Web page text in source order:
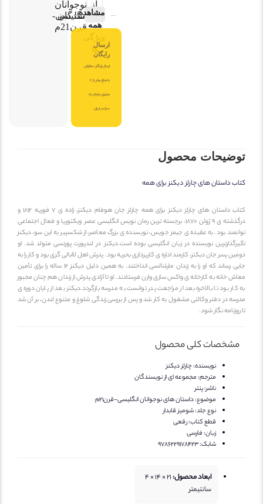
نویسندگان
نوجوانان
انگلیسی-
قرن21م
مشاهده
همه
هاارسال
رایگان
ارسال رایگان سفارش
با مبلغ بیش از 2
میلیون تومان به
سراسر ایران.
توضیحات محصول
کتاب داستان های چارلز دیکنز برای همه
کتاب داستان های چارلز دیکنز برای همه چارلز جان هوفام دیکنز، زاده ی ۷ فوریه ۱۸۱۲ و
درگذشته ی ۹ ژوئن ۱۸۷۰، برجسته ترین رمان نویس انگلیسی عصر ویکتوریا و فعال اجتماعی
توانمند بود. به عقیده ی جیمز جویس، نویسنده ی بزرگ معاصر، از شکسپیر به این سو، دیکنز
تأثیرگذارترین نویسنده در زبان انگلیسی بوده است.دیکنز در لندپورت پورتسی متولد شد. او
دومین پسر جان دیکنز، کارمند اداره ی کارپردازی بحریه بود. پدرش اهل لاابالی گری بود و کار را به
جایی رساند که او را به زندان مارشالسی انداختند. به همین دلیل دیکنز ۱۲ ساله را برای تأمین
معاش خانه به کارخانه ی واکس سازی وارن فرستادند. او تا آزادی پدرش از زندان هم چنان مجبور
به کار بود تا بالاخره بعد از مراجعت پدر توانست به مدرسه بازگردد.دیکنز بعد از پایان دوره ی
مدرسه در دفتر وکالتی مشغول به کار شد و پس از بررسی زندگی شلوغ و متنوع لندن، بر آن شد
تا روزنامه نگار شود.
مشخصات کلی محصول
نویسنده:چارلز دیکنز
مترجم:مجموعه ای از نویسندگان
ناشر: پنتر
موضوع:داستان های نوجوانان انگلیسی-قرن21م
نوع جلد:شومیز قابدار
قطع کتاب:رقعی
زبان: فارسی
شابک:9786229178423
ابعاد محصول:
21 × 14 × 4
سانتیمتر